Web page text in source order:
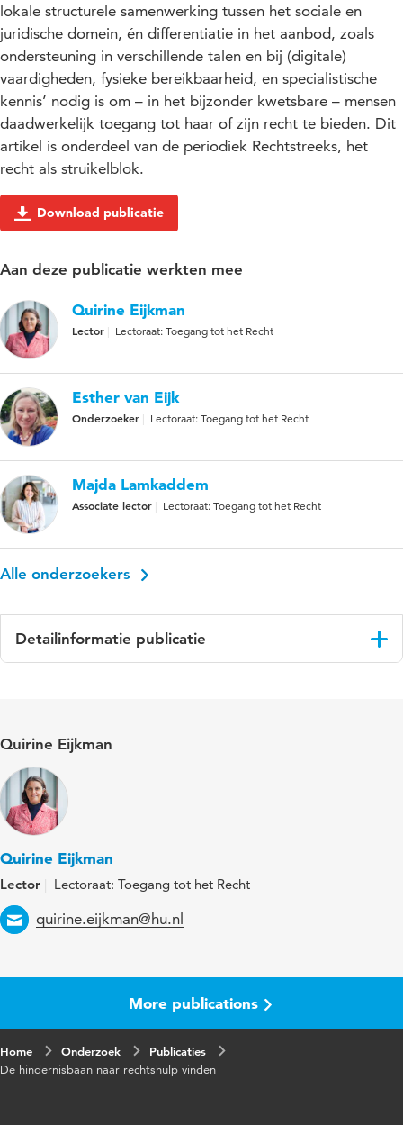
lokale structurele samenwerking tussen het sociale en
juridische domein, én differentiatie in het aanbod, zoals
ondersteuning in verschillende talen en bij (digitale)
vaardigheden, fysieke bereikbaarheid, en specialistische
kennis’ nodig is om – in het bijzonder kwetsbare – mensen
daadwerkelijk toegang tot haar of zijn recht te bieden. Dit
artikel is onderdeel van de periodiek Rechtstreeks, het
recht als struikelblok.
Download publicatie
Aan deze publicatie werkten mee
Quirine Eijkman
Lector Lectoraat: Toegang tot het Recht
Esther van Eijk
Onderzoeker Lectoraat: Toegang tot het Recht
Majda Lamkaddem
Associate lector Lectoraat: Toegang tot het Recht
Alle onderzoekers
Detailinformatie publicatie
in
Jaar en
volume
Trefwoorden
Paginabereik 14-21
Quirine Eijkman
Quirine Eijkman
Lector Lectoraat: Toegang tot het Recht
Email
quirine.eijkman@hu.nl
More publications
Home Onderzoek
Publicaties
De hindernisbaan naar rechtshulp vinden